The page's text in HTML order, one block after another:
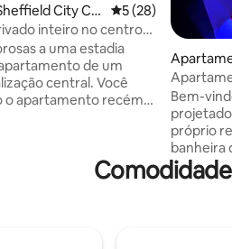
City Ce
5 de uma
5 (28)
inteiro no centro
a uma estadia
de um
central. Você
o apartamento recém-
A iluminação de
que você pode alterar
ire
Bem-
próprio retiro
banheira
experiência